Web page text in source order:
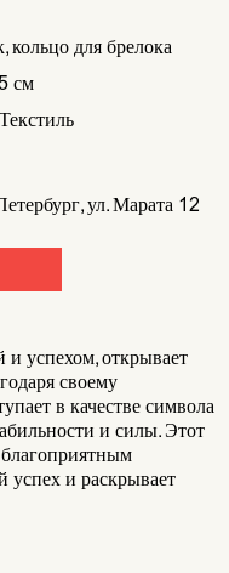
для брелока
см
ул. Марата 12
и успехом, открывает
своему
в качестве символа
и силы. Этот
успех и раскрывает